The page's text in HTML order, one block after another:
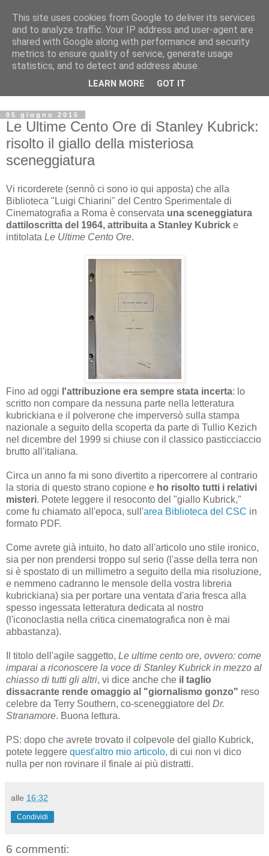
Archivio Kubrick: Blog
Commenti e notizie su Stanley Kubrick.
Segnalazione di eventi, nuovi libri in uscita, recensioni,
mostre e appuntamenti.
05 giugno 2015
Le Ultime Cento Ore di Stanley Kubrick:
risolto il giallo della misteriosa
sceneggiatura
Vi ricorderete (sennò ci sono io qui apposta) che alla
Biblioteca "Luigi Chiarini" del Centro Sperimentale di
Cinematografia a Roma è conservata una sceneggiatura
dattiloscritta del 1964, attribuita a Stanley Kubrick e
intitolata Le Ultime Cento Ore.
Fino ad oggi l'attribuzione era sempre stata incerta: lo
scritto non compare da nessuna parte nella letteratura
kubrickiana e il polverone che imperversò sulla stampa
nazionale a seguito della scoperta da parte di Tullio Kezich
nel dicembre del 1999 si chiuse con il classico pasticciaccio
brutto all'italiana.
Circa un anno fa mi sono divertito a ripercorrere al contrario
la storia di questo strano copione e ho risolto tutti i relativi
misteri. Potete leggere il resoconto del "giallo Kubrick,"
come fu chiamato all'epoca, sull'area Biblioteca del CSC in
formato PDF.
Come avrete già intuito, ho dato all'articolo uno stile ironico,
sia per non prendersi troppo sul serio (l'asse della terra non
si è spostato di un millimetro a seguito della mia risoluzione,
e nemmeno cadranno le mensole della vostra libreria
kubrickiana) sia per portare una ventata d'aria fresca alla
spesso ingessata letteratura dedicata al nostro
(l'iconoclastia nella critica cinematografica non è mai
abbastanza).
Il titolo dell'agile saggetto, Le ultime cento ore, ovvero: come
imparai a riconoscere la voce di Stanley Kubrick in mezzo al
chiasso di tutti gli altri, vi dice anche che il taglio
dissacrante rende omaggio al "giornalismo gonzo" reso
celebre da Terry Southern, co-sceneggiatore del Dr.
Stranamore. Buona lettura.
PS: dopo che avrete trovato il colpevole del giallo Kubrick,
potete leggere quest'altro mio articolo, di cui non vi dico
nulla per non rovinare il finale ai più distratti.
alle 16:32
Condividi
6 commenti:
This site uses cookies from Google to deliver its services
and to analyze traffic. Your IP address and user-agent are
shared with Google along with performance and security
metrics to ensure quality of service, generate usage
statistics, and to detect and address abuse.
LEARN MORE GOT IT